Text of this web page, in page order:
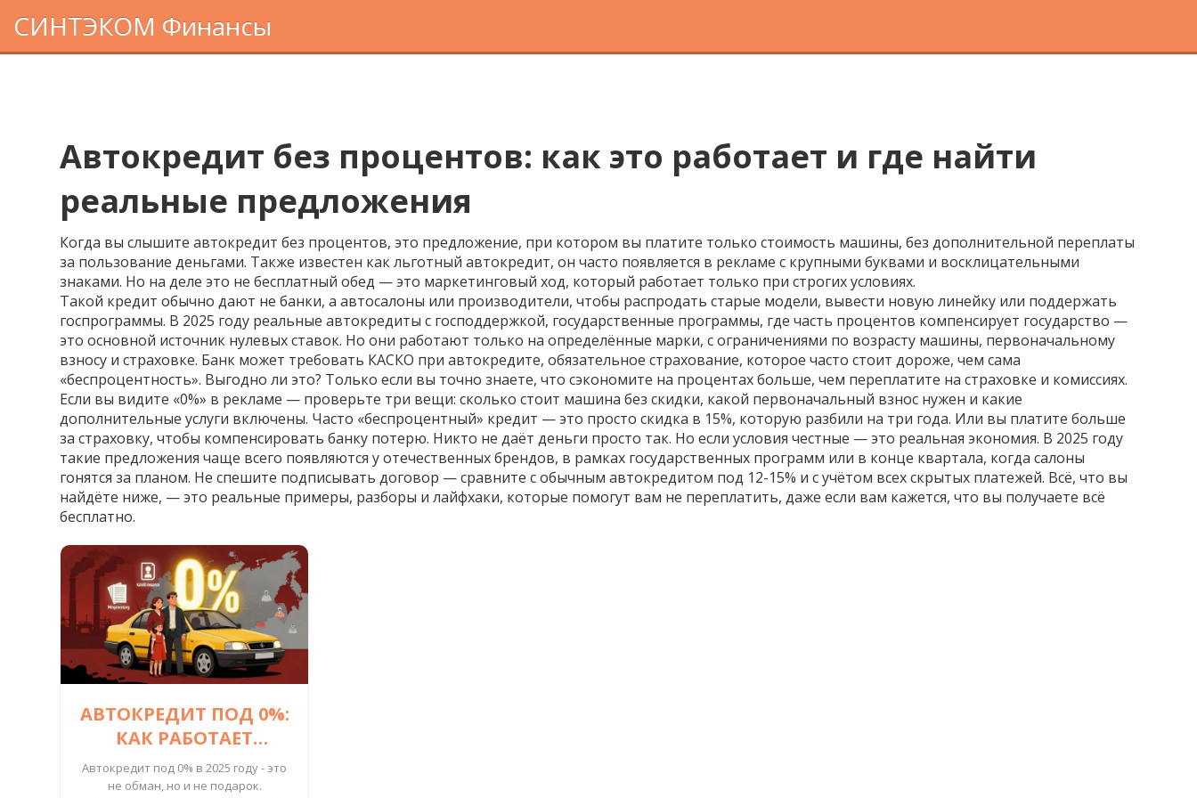
СИНТЭКОМ Финансы
Автокредит без процентов: как это работает и где найти
реальные предложения
Когда вы слышитеавтокредит без процентов,это предложение, при котором вы платите только стоимость машины, без дополнительной переплаты
за пользование деньгами. Также известен какльготный автокредит, он часто появляется в рекламе с крупными буквами и восклицательными
знаками. Но на деле это не бесплатный обед — это маркетинговый ход, который работает только при строгих условиях.
Такой кредит обычно дают не банки, а автосалоны или производители, чтобы распродать старые модели, вывести новую линейку или поддержать
госпрограммы. В 2025 году реальныеавтокредиты с господдержкой, государственные программы, где часть процентов компенсирует государство —
это основной источник нулевых ставок. Но они работают только на определённые марки, с ограничениями по возрасту машины, первоначальному
взносу и страховке. Банк может требовать КАСКО при автокредите,обязательное страхование, которое часто стоит дороже, чем сама
«беспроцентность». Выгодно ли это? Только если вы точно знаете, что сэкономите на процентах больше, чем переплатите на страховке и комиссиях.
Если вы видите «0%» в рекламе — проверьте три вещи: сколько стоит машина без скидки, какой первоначальный взнос нужен и какие
дополнительные услуги включены. Часто «беспроцентный» кредит — это просто скидка в 15%, которую разбили на три года. Или вы платите больше
за страховку, чтобы компенсировать банку потерю. Никто не даёт деньги просто так. Но если условия честные — это реальная экономия. В 2025 году
такие предложения чаще всего появляются у отечественных брендов, в рамках государственных программ или в конце квартала, когда салоны
гонятся за планом. Не спешите подписывать договор — сравните с обычным автокредитом под 12-15% и с учётом всех скрытых платежей. Всё, что вы
найдёте ниже, — это реальные примеры, разборы и лайфхаки, которые помогут вам не переплатить, даже если вам кажется, что вы получаете всё
бесплатно.
АВТОКРЕДИТ ПОД 0%:
КАК РАБОТАЕТ
ГОСУДАРСТВЕННАЯ
СУБСИДИЯ И СТОИТ
Автокредит под 0% в 2025 году - это
не обман, но и не подарок.